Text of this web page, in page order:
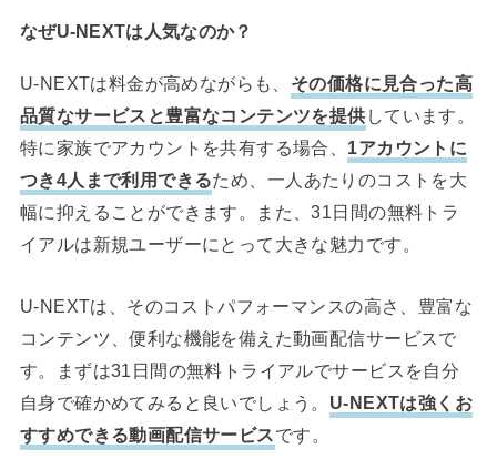
なぜU-NEXTは人気なのか？
U-NEXTは料金が高めながらも、 その価格に見合った高
品質なサービスと豊富なコンテンツを提供 しています。
特に家族でアカウントを共有する場合、 1アカウントに
つき4人まで利用できるため、一人あたりのコストを大
幅に抑えることができます。また、31日間の無料トラ
イアルは新規ユーザーにとって大きな魅力です。
U-NEXTは、そのコストパフォーマンスの高さ、豊富な
コンテンツ、便利な機能を備えた動画配信サービスで
す。まずは31日間の無料トライアルでサービスを自分
自身で確かめてみると良いでしょう。 U-NEXTは強くお
すすめできる動画配信サービスです。